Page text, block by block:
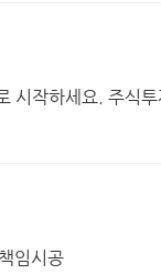
시작하세요. 주식
임시공